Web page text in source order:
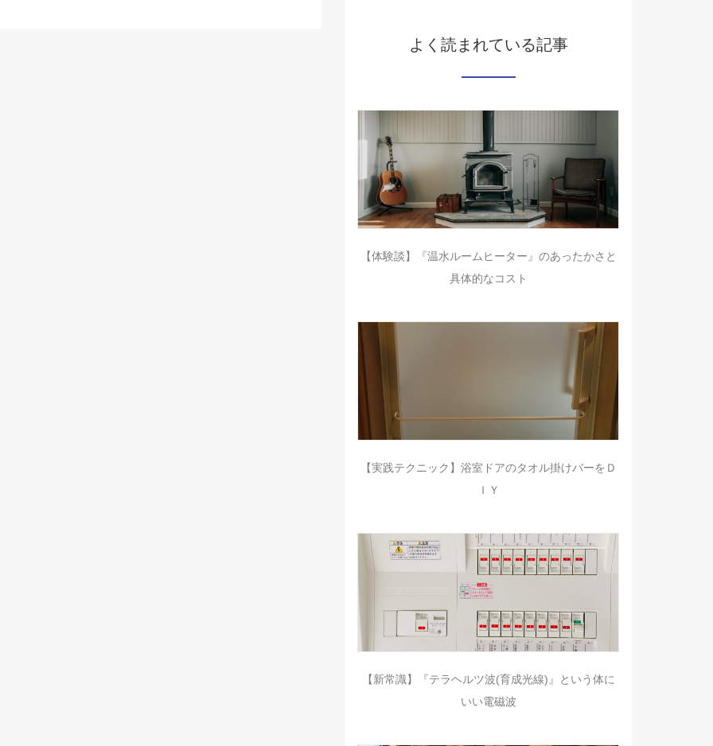
よく読まれている記事
【体験談】『温水ルームヒーター』のあったかさと
具体的なコスト
【実践テクニック】浴室ドアのタオル掛けバーをＤ
ＩＹ
【新常識】『テラヘルツ波(育成光線)』という体に
いい電磁波